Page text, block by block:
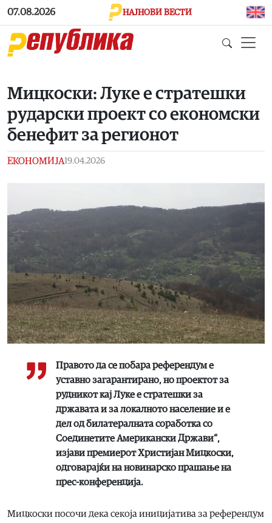
Skip to main content
07.08.2026 НАЈНОВИ ВЕСТИ
Мицкоски: Луке е стратешки
рударски проект со економски
бенефит за регионот
ЕКОНОМИЈА19.04.2026
Правото да се побара референдум е
уставно загарантирано, но проектот за
рудникот кај Луке е стратешки за
државата и за локалното население и е
дел од билатералната соработка со
Соединетите Американски Држави“,
изјави премиерот Христијан Мицкоски,
одговарајќи на новинарско прашање на
прес-конференција.
Мицкоски посочи дека секоја иницијатива за референдум